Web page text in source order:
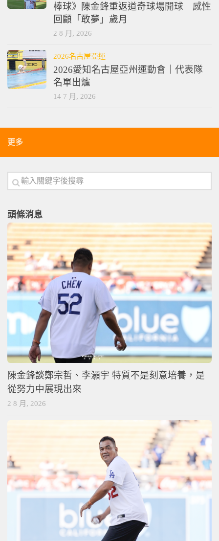
棒球》陳金鋒重返道奇球場開球 感性
回顧「敢夢」歲月
2 8 月, 2026
2026名古屋亞運
2026愛知名古屋亞州運動會｜代表隊
名單出爐
14 7 月, 2026
更多
頭條消息
陳金鋒談鄭宗哲、李灝宇 特質不是刻意培養，是
從努力中展現出來
2 8 月, 2026